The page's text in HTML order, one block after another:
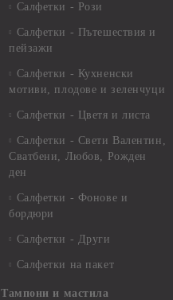
Салфетки - Рози
Салфетки - Пътешествия и
пейзажи
Салфетки - Кухненски
мотиви, плодове и зеленчуци
Салфетки - Цветя и листа
Салфетки - Свети Валентин,
Сватбени, Любов, Рожден
ден
Салфетки - Фонове и
бордюри
Салфетки - Други
Салфетки на пакет
Тампони и мастила